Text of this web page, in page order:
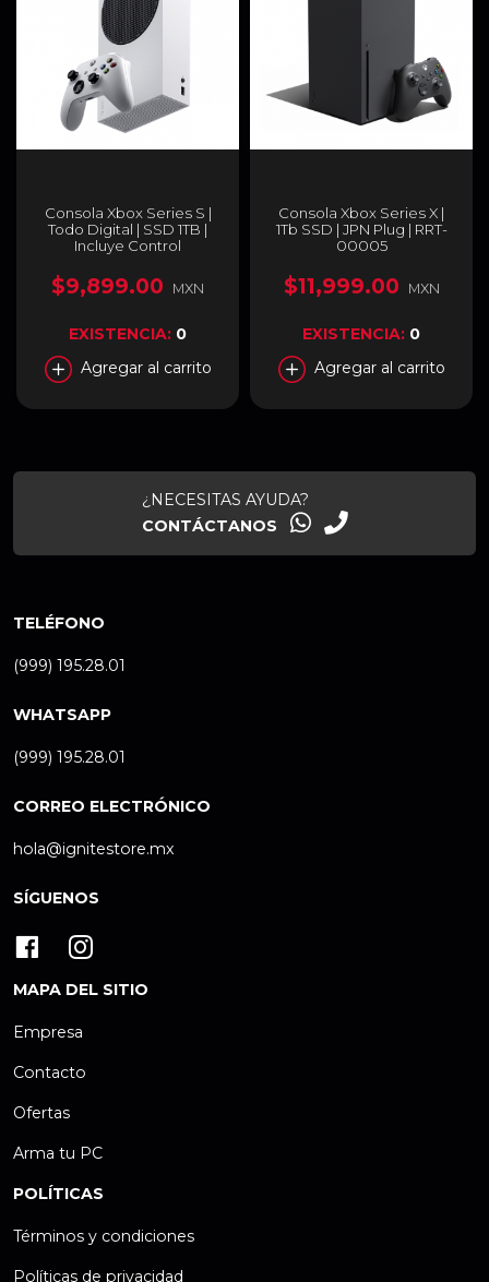
Consola Xbox Series S |
Todo Digital | SSD 1TB |
Incluye Control
(Robot White) | XBOX-S-
1TB-DG-WH
$9,899.00 MXN
EXISTENCIA: 0
Agregar al carrito
Consola Xbox Series X |
1Tb SSD | JPN Plug | RRT-
00005
$11,999.00 MXN
EXISTENCIA: 0
Agregar al carrito
¿NECESITAS AYUDA?
CONTÁCTANOS
TELÉFONO
(999) 195.28.01
WHATSAPP
(999) 195.28.01
CORREO ELECTRÓNICO
hola@ignitestore.mx
SÍGUENOS
MAPA DEL SITIO
Empresa
Contacto
Ofertas
Arma tu PC
POLÍTICAS
Términos y condiciones
Políticas de privacidad